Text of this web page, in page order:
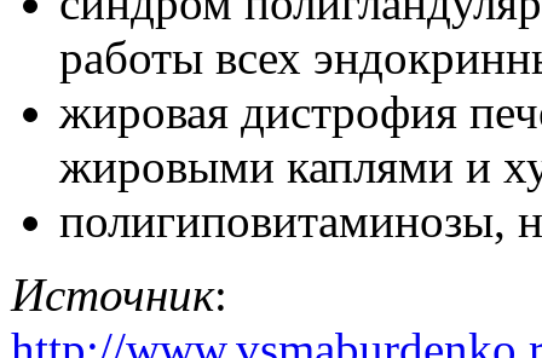
работы всех
жировая дистрофия
жировыми каплями и
полигиповитаминозы,
Источник: